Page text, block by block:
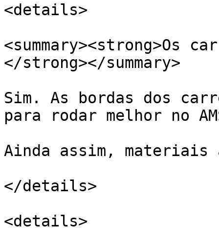
<details>
<summary><strong>Os
</strong></summary>
Sim. As bordas dos
para rodar melhor no
Ainda assim, materiais
</details>
<details>